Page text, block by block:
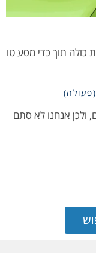
תוך כדי מסע טו
ולכן אנחנו לא סתם